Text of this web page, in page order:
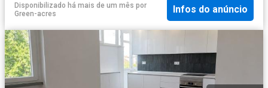
Disponibilizado há mais de um mês por
Green-acres
Infos do anúncio